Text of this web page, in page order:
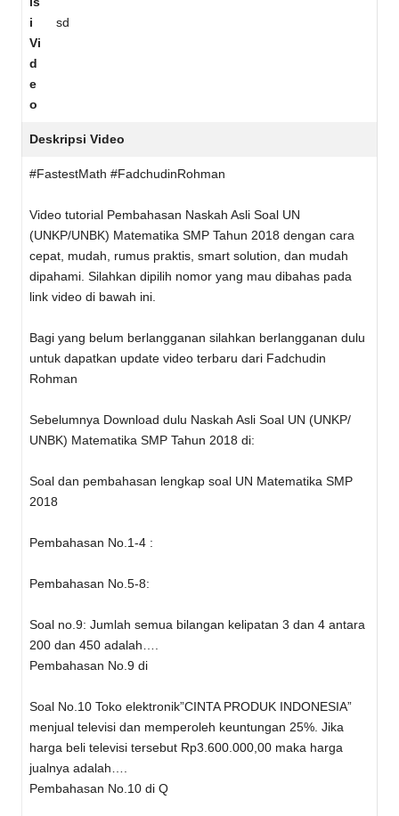
i
Vi
d
e
o
sd
Deskripsi Video
#FastestMath #FadchudinRohman
Video tutorial Pembahasan Naskah Asli Soal UN
(UNKP/UNBK) Matematika SMP Tahun 2018 dengan cara
cepat, mudah, rumus praktis, smart solution, dan mudah
dipahami. Silahkan dipilih nomor yang mau dibahas pada
link video di bawah ini.
Bagi yang belum berlangganan silahkan berlangganan dulu
untuk dapatkan update video terbaru dari Fadchudin
Rohman
Sebelumnya Download dulu Naskah Asli Soal UN (UNKP/
UNBK) Matematika SMP Tahun 2018 di:
Soal dan pembahasan lengkap soal UN Matematika SMP
2018
Pembahasan No.1-4 :
Pembahasan No.5-8:
Soal no.9: Jumlah semua bilangan kelipatan 3 dan 4 antara
200 dan 450 adalah….
Pembahasan No.9 di
Soal No.10 Toko elektronik”CINTA PRODUK INDONESIA”
menjual televisi dan memperoleh keuntungan 25%. Jika
harga beli televisi tersebut Rp3.600.000,00 maka harga
jualnya adalah….
Pembahasan No.10 di Q